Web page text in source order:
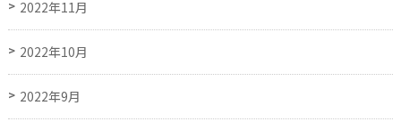
2022年11月
2022年10月
2022年9月